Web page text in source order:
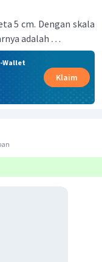
5 cm. Dengan skala
adalah …
Wallet
Klaim